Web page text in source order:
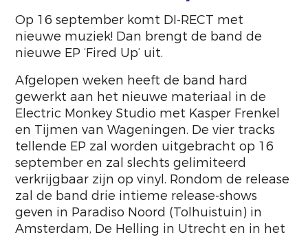
Op 16 september komt DI-RECT met
nieuwe muziek! Dan brengt de band de
nieuwe EP ‘Fired Up’ uit.
Afgelopen weken heeft de band hard
gewerkt aan het nieuwe materiaal in de
Electric Monkey Studio met Kasper Frenkel
en Tijmen van Wageningen. De vier tracks
tellende EP zal worden uitgebracht op 16
september en zal slechts gelimiteerd
verkrijgbaar zijn op vinyl. Rondom de release
zal de band drie intieme release-shows
geven in Paradiso Noord (Tolhuistuin) in
Amsterdam, De Helling in Utrecht en in het